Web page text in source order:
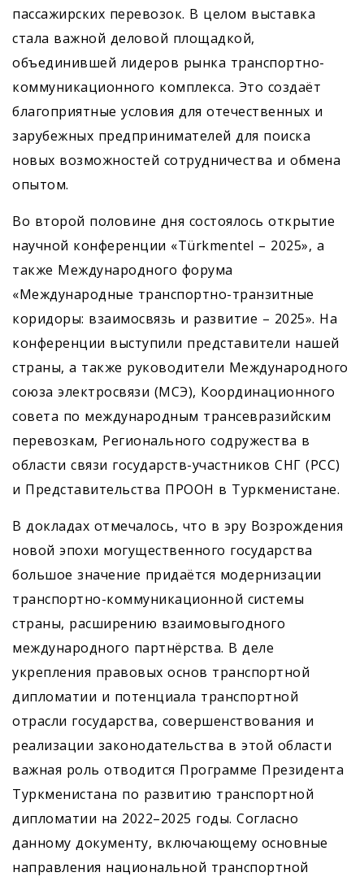
пассажирских перевозок. В целом выставка
стала важной деловой площадкой,
объединившей лидеров рынка транспортно-
коммуникационного комплекса. Это создаёт
благоприятные условия для отечественных и
зарубежных предпринимателей для поиска
новых возможностей сотрудничества и обмена
опытом.
Во второй половине дня состоялось открытие
научной конференции «Türkmentel – 2025», а
также Международного форума
«Международные транспортно-транзитные
коридоры: взаимосвязь и развитие – 2025». На
конференции выступили представители нашей
страны, а также руководители Международного
союза электросвязи (МСЭ), Координационного
совета по международным трансевразийским
перевозкам, Регионального содружества в
области связи государств-участников СНГ (РСС)
и Представительства ПРООН в Туркменистане.
В докладах отмечалось, что в эру Возрождения
новой эпохи могущественного государства
большое значение придаётся модернизации
транспортно-коммуникационной системы
страны, расширению взаимовыгодного
международного партнёрства. В деле
укрепления правовых основ транспортной
дипломатии и потенциала транспортной
отрасли государства, совершенствования и
реализации законодательства в этой области
важная роль отводится Программе Президента
Туркменистана по развитию транспортной
дипломатии на 2022–2025 годы. Согласно
данному документу, включающему основные
направления национальной транспортной